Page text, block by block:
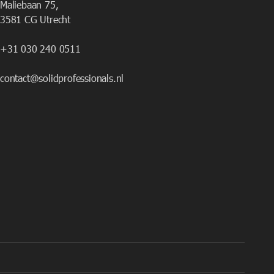
Maliebaan 75,
3581 CG Utrecht
+31 030 240 0511
contact@solidprofessionals.nl